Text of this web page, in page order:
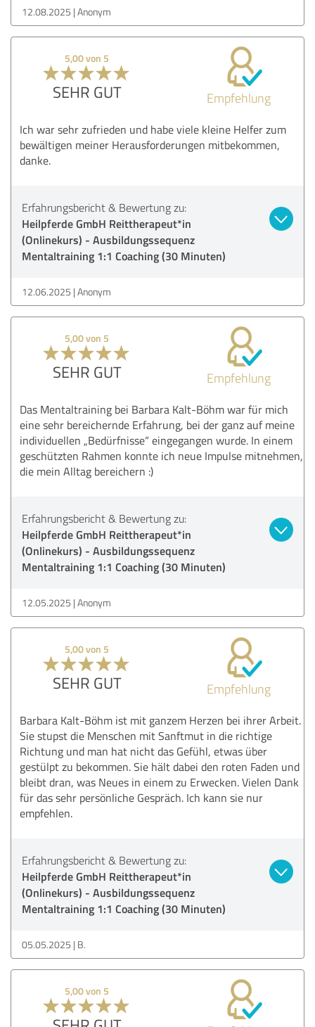
12.08.2025 Anonym
5,00 von 5
SEHR GUT Empfehlung
Ich war sehr zufrieden und habe viele kleine Helfer zum
bewältigen meiner Herausforderungen mitbekommen,
danke.
Erfahrungsbericht & Bewertung zu:
Heilpferde GmbH Reittherapeut*in
(Onlinekurs) - Ausbildungssequenz
Mentaltraining 1:1 Coaching (30 Minuten)
12.06.2025 Anonym
5,00 von 5
SEHR GUT Empfehlung
Das Mentaltraining bei Barbara Kalt-Böhm war für mich
eine sehr bereichernde Erfahrung, bei der ganz auf meine
individuellen „Bedürfnisse“ eingegangen wurde. In einem
geschützten Rahmen konnte ich neue Impulse mitnehmen,
die mein Alltag bereichern :)
Erfahrungsbericht & Bewertung zu:
Heilpferde GmbH Reittherapeut*in
(Onlinekurs) - Ausbildungssequenz
Mentaltraining 1:1 Coaching (30 Minuten)
12.05.2025 Anonym
5,00 von 5
SEHR GUT Empfehlung
Barbara Kalt-Böhm ist mit ganzem Herzen bei ihrer Arbeit.
Sie stupst die Menschen mit Sanftmut in die richtige
Richtung und man hat nicht das Gefühl, etwas über
gestülpt zu bekommen. Sie hält dabei den roten Faden und
bleibt dran, was Neues in einem zu Erwecken. Vielen Dank
für das sehr persönliche Gespräch. Ich kann sie nur
empfehlen.
Erfahrungsbericht & Bewertung zu:
Heilpferde GmbH Reittherapeut*in
(Onlinekurs) - Ausbildungssequenz
Mentaltraining 1:1 Coaching (30 Minuten)
05.05.2025 B.
5,00 von 5